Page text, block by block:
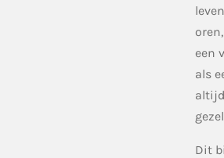
een
als
Dit